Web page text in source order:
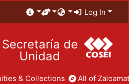
Log In
Secretaría de
Unidad
& Collections All of